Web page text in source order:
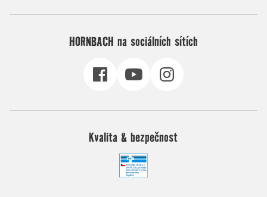
HORNBACH na sociálních sítích
Kvalita & bezpečnost